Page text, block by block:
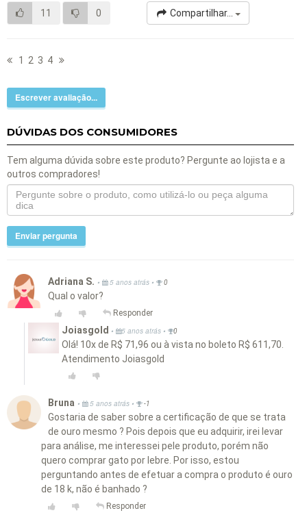
11 0 Compartilhar...
1 2 3 4
Escrever avaliação...
DÚVIDAS DOS CONSUMIDORES
Tem alguma dúvida sobre este produto? Pergunte ao lojista e a
outros compradores!
Enviar pergunta
Adriana S. • 5 anos atrás • 0
Qual o valor?
Responder
Joiasgold • 5 anos atrás • 0
Olá! 10x de R$ 71,96 ou à vista no boleto R$ 611,70.
Atendimento Joiasgold
Bruna • 5 anos atrás • -1
Gostaria de saber sobre a certificação de que se trata
de ouro mesmo ? Pois depois que eu adquirir, irei levar
para análise, me interessei pele produto, porém não
quero comprar gato por lebre. Por isso, estou
perguntando antes de efetuar a compra o produto é ouro
de 18 k, não é banhado ?
Responder